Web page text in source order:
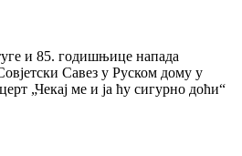
и 85. годишњице напада
Савез у Руском дому у
„Чекај ме и ја ћу сигурно доћи“